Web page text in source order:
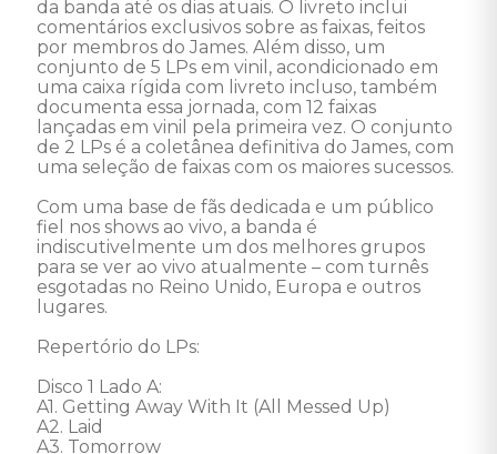
da banda até os dias atuais. O livreto inclui
comentários exclusivos sobre as faixas, feitos
por membros do James. Além disso, um
conjunto de 5 LPs em vinil, acondicionado em
uma caixa rígida com livreto incluso, também
documenta essa jornada, com 12 faixas
lançadas em vinil pela primeira vez. O conjunto
de 2 LPs é a coletânea definitiva do James, com
uma seleção de faixas com os maiores sucessos.
Com uma base de fãs dedicada e um público
fiel nos shows ao vivo, a banda é
indiscutivelmente um dos melhores grupos
para se ver ao vivo atualmente – com turnês
esgotadas no Reino Unido, Europa e outros
lugares.
Repertório do LPs:
Disco 1 Lado A:
A1. Getting Away With It (All Messed Up)
A2. Laid
A3. Tomorrow